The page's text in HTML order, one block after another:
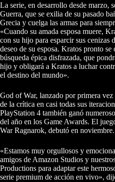
La serie, en desarrollo desde marzo,
Guerra, que se exilia de su pasado
Grecia y cuelga las armas para
«Cuando su amada esposa muere,
con su hijo para esparcir sus cenizas
deseo de su esposa. Kratos pronto
búsqueda épica disfrazada, que
hijo y obligará a Kratos a luchar
el destino del mundo».
God of War, lanzado por primera
de la crítica en casi todas sus
PlayStation 4 también ganó
del año en los Game Awards. El
War Ragnarok, debutó en noviembre.
«Estamos muy orgullosos y
amigos de Amazon Studios y
Productions para adaptar este
serie premium de acción en vivo»,